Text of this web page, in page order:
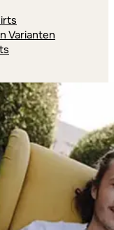
Varianten